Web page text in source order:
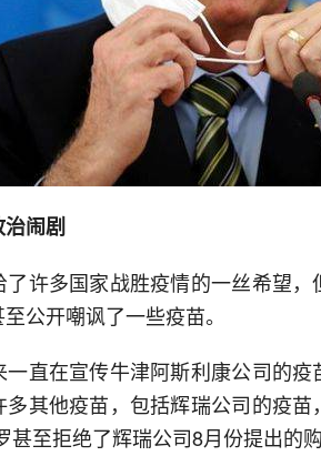
闹剧
许多国家战胜疫情的一丝希望
公开嘲讽了一些疫苗。
直在宣传牛津阿斯利康公司的
其他疫苗，包括辉瑞公司的疫
甚至拒绝了辉瑞公司8月份提出的